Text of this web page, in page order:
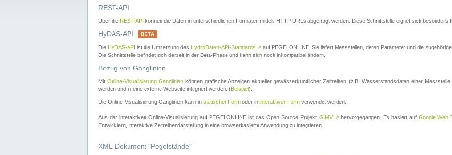
REST-API
Über die REST-API können die Daten in unterschiedlichen Formaten mittels HTTP-URLs abgefragt werden. Diese Schnittstelle eignet sich besonders
HyDAS-API BETA
Die HyDAS-API ist die Umsetzung des HydroDaten-API-Standards ↗ auf PEGELONLINE. Sie liefert Messstellen, deren Parameter und die
Die Schnittstelle befindet sich derzeit in der Beta-Phase und kann sich noch inkompatibel ändern.
Bezug von Ganglinien
MitOnline-Visualisierung Ganglinien können grafische Anzeigen aktueller gewässerkundlicher Zeitreihen (z.B. Wasserstandsdaten einer
werden und in eine externe Webseite integriert werden. (Beispiel).
Die Online-Visualisierung Ganglinien kann in statischer Form oder in interaktiver Form verwendet werden.
Aus der interaktiven Online-Visualisierung auf PEGELONLINE ist das Open Source Projekt GIMV ↗ hervorgegangen. Es basiert auf Google Web
Entwicklern, interaktive Zeitreihendarstellung in eine browserbasierte Anwendung zu integrieren.
XML-Dokument "Pegelstände"